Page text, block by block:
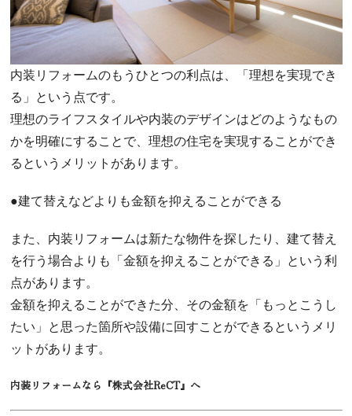
内装リフォームのもうひとつの利点は、「理想を実現でき
る」という点です。
理想のライフスタイルや内装のデザインはどのようなもの
かを明確にすることで、理想の住宅を実現することができ
るというメリットがあります。
●建て替えなどよりも金額を抑えることができる
また、内装リフォームは新たな物件を探したり、建て替え
を行う場合よりも「金額を抑えることができる」という利
点があります。
金額を抑えることができた分、その金額を「もっとこうし
たい」と思った箇所や設備に回すことができるというメリ
ットがあります。
内装リフォームなら『株式会社ReCT』へ